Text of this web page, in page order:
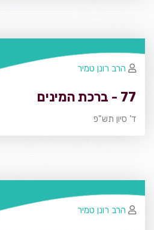
77 - ברכת המינים
ד' סיון תש"פ
הרב רונן טמיר
הרב רונן טמיר